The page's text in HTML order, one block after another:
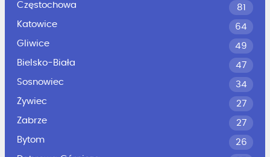
Częstochowa
81
Katowice
64
Gliwice
49
Bielsko-Biała
47
Sosnowiec
34
Żywiec
27
Zabrze
27
Bytom
26